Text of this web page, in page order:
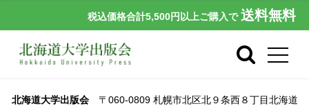
税込価格合計5,500円以上ご購入で 送料無料
北海道大学出版会〒060-0809 札幌市北区北９条西８丁目北海道